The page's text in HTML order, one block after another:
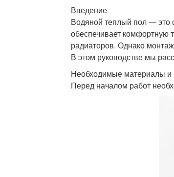
Введение
Водяной теплый пол — это
обеспечивает комфортную
радиаторов. Однако
В этом руководстве мы
Необходимые материалы и
Перед началом работ